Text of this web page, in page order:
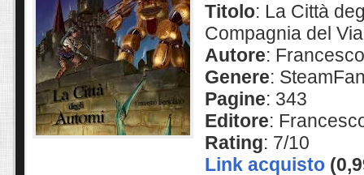
Titolo: La Città
Compagnia del
Autore:
Genere:
Pagine: 343
Editore:
Rating: 7/10
Link acquisto